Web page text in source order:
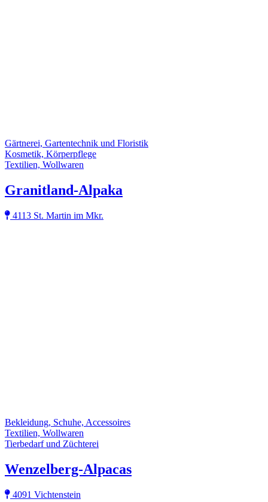
Gärtnerei, Gartentechnik und Floristik
Kosmetik, Körperpflege
Textilien, Wollwaren
Granitland-Alpaka
4113 St. Martin im Mkr.
Bekleidung, Schuhe, Accessoires
Textilien, Wollwaren
Tierbedarf und Züchterei
Wenzelberg-Alpacas
4091 Vichtenstein